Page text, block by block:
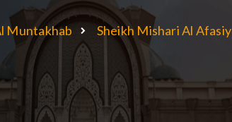
Muntakhab Sheikh Mishari Al Afasiy